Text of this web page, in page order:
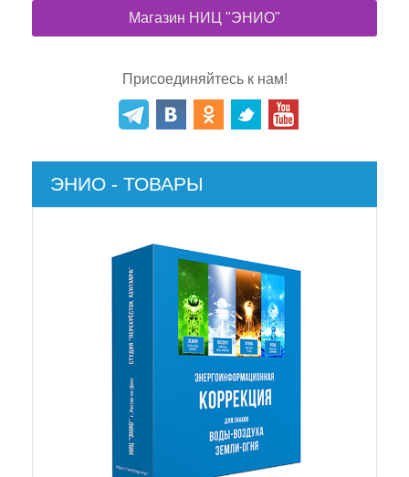
Магазин НИЦ "ЭНИО"
Присоединяйтесь к нам!
ЭНИО - ТОВАРЫ